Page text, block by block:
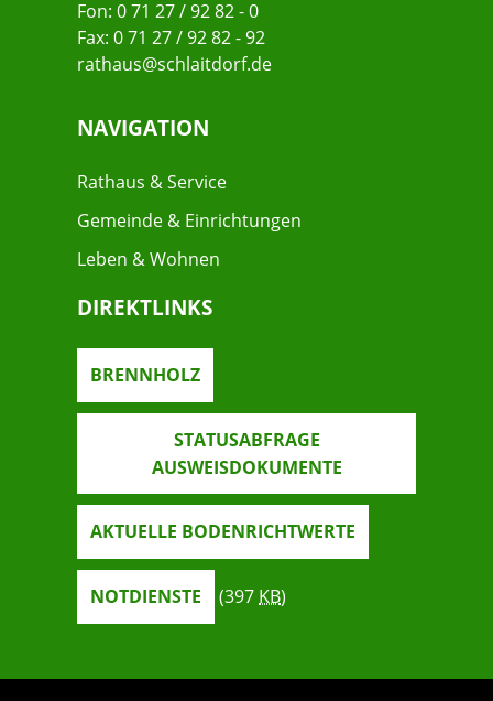
Fon: 0 71 27 / 92 82 - 0
Fax: 0 71 27 / 92 82 - 92
rathaus@schlaitdorf.de
NAVIGATION
Rathaus & Service
Gemeinde & Einrichtungen
Leben & Wohnen
DIREKTLINKS
BRENNHOLZ
STATUSABFRAGE
AUSWEISDOKUMENTE
AKTUELLE BODENRICHTWERTE
NOTDIENSTE (397 KB)